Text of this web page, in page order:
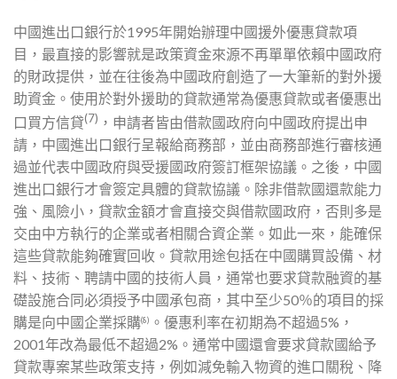
中國進出口銀行於1995年開始辦理中國援外優惠貸款項
目，最直接的影響就是政策資金來源不再單單依賴中國政府
的財政提供，並在往後為中國政府創造了一大筆新的對外援
助資金。使用於對外援助的貸款通常為優惠貸款或者優惠出
口買方信貸(7) ，申請者皆由借款國政府向中國政府提出申
請，中國進出口銀行呈報給商務部，並由商務部進行審核通
過並代表中國政府與受援國政府簽訂框架協議。之後，中國
進出口銀行才會簽定具體的貸款協議。除非借款國還款能力
強、風險小，貸款金額才會直接交與借款國政府，否則多是
交由中方執行的企業或者相關合資企業。如此一來，能確保
這些貸款能夠確實回收。貸款用途包括在中國購買設備、材
料、技術、聘請中國的技術人員，通常也要求貸款融資的基
礎設施合同必須授予中國承包商，其中至少50％的項目的採
購是向中國企業採購(8) 。優惠利率在初期為不超過5%，
2001年改為最低不超過2%。通常中國還會要求貸款國給予
貸款專案某些政策支持，例如減免輸入物資的進口關稅、降